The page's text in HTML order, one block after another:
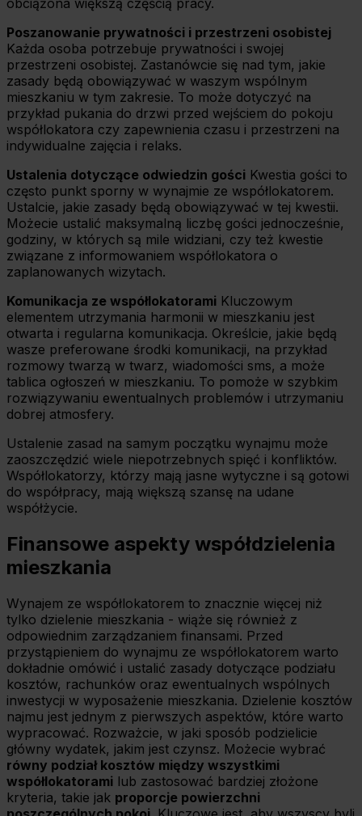
obciążona większą częścią pracy.
Poszanowanie prywatności i przestrzeni osobistej
Każda osoba potrzebuje prywatności i swojej
przestrzeni osobistej. Zastanówcie się nad tym, jakie
zasady będą obowiązywać w waszym wspólnym
mieszkaniu w tym zakresie. To może dotyczyć na
przykład pukania do drzwi przed wejściem do pokoju
współlokatora czy zapewnienia czasu i przestrzeni na
indywidualne zajęcia i relaks.
Ustalenia dotyczące odwiedzin gości Kwestia gości to
często punkt sporny w wynajmie ze współlokatorem.
Ustalcie, jakie zasady będą obowiązywać w tej kwestii.
Możecie ustalić maksymalną liczbę gości jednocześnie,
godziny, w których są mile widziani, czy też kwestie
związane z informowaniem współlokatora o
zaplanowanych wizytach.
Komunikacja ze współlokatorami Kluczowym
elementem utrzymania harmonii w mieszkaniu jest
otwarta i regularna komunikacja. Określcie, jakie będą
wasze preferowane środki komunikacji, na przykład
rozmowy twarzą w twarz, wiadomości sms, a może
tablica ogłoszeń w mieszkaniu. To pomoże w szybkim
rozwiązywaniu ewentualnych problemów i utrzymaniu
dobrej atmosfery.
Ustalenie zasad na samym początku wynajmu może
zaoszczędzić wiele niepotrzebnych spięć i konfliktów.
Współlokatorzy, którzy mają jasne wytyczne i są gotowi
do współpracy, mają większą szansę na udane
współżycie.
Finansowe aspekty współdzielenia
mieszkania
Wynajem ze współlokatorem to znacznie więcej niż
tylko dzielenie mieszkania - wiąże się również z
odpowiednim zarządzaniem finansami. Przed
przystąpieniem do wynajmu ze współlokatorem warto
dokładnie omówić i ustalić zasady dotyczące podziału
kosztów, rachunków oraz ewentualnych wspólnych
inwestycji w wyposażenie mieszkania. Dzielenie kosztów
najmu jest jednym z pierwszych aspektów, które warto
wypracować. Rozważcie, w jaki sposób podzielicie
główny wydatek, jakim jest czynsz. Możecie wybrać
równy podział kosztów między wszystkimi
współlokatorami lub zastosować bardziej złożone
kryteria, takie jak proporcje powierzchni